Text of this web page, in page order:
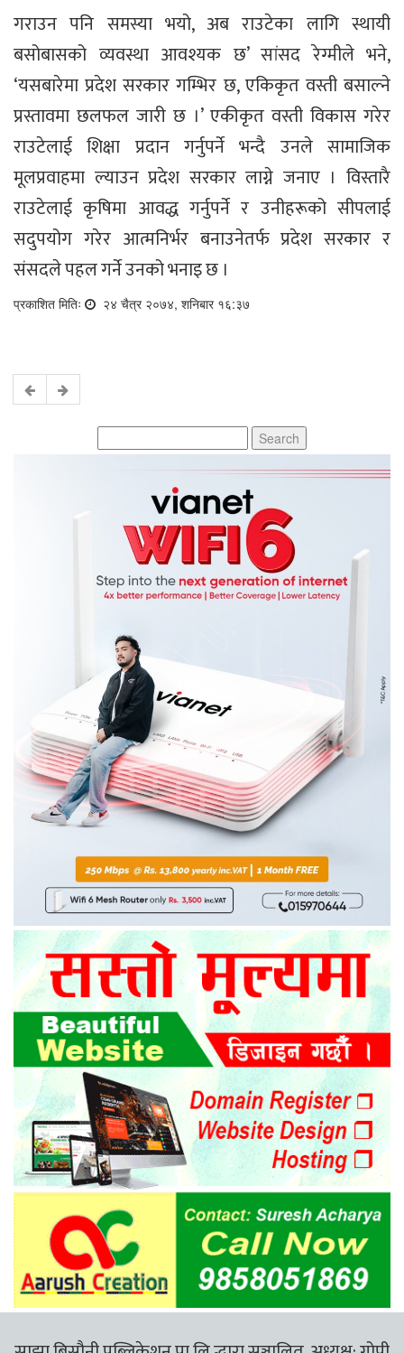
गराउन पनि समस्या भयो, अब राउटेका लागि स्थायी
बसोबासको व्यवस्था आवश्यक छ’ सांसद रेग्मीले भने,
‘यसबारेमा प्रदेश सरकार गम्भिर छ, एकिकृत वस्ती बसाल्ने
प्रस्तावमा छलफल जारी छ ।’ एकीकृत वस्ती विकास गरेर
राउटेलाई शिक्षा प्रदान गर्नुपर्ने भन्दै उनले सामाजिक
मूलप्रवाहमा ल्याउन प्रदेश सरकार लाग्ने जनाए । विस्तारै
राउटेलाई कृषिमा आवद्ध गर्नुपर्ने र उनीहरूको सीपलाई
सदुपयोग गरेर आत्मनिर्भर बनाउनेतर्फ प्रदेश सरकार र
संसदले पहल गर्ने उनको भनाइ छ ।
प्रकाशित मितिः २४ चैत्र २०७४, शनिबार १६:३७
for: